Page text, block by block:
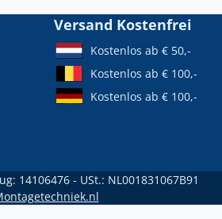
Versand Kostenfrei
Kostenlos ab € 50,-
Kostenlos ab € 100,-
Kostenlos ab € 100,-
14106476 - USt.: NL001831067B91